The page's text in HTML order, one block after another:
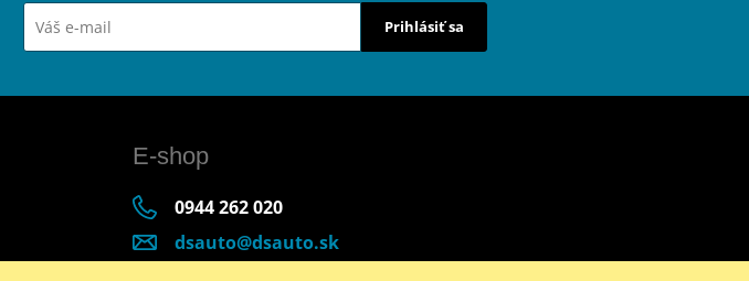
Prihlásiť sa
E-shop
0944 262 020
dsauto@dsauto.sk